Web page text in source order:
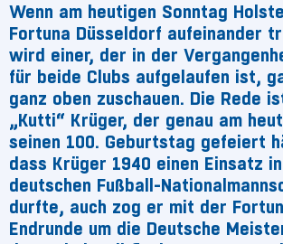
Wenn am heutigen Sonntag
Fortuna Düsseldorf aufeinander
wird einer, der in der
für beide Clubs aufgelaufen ist,
ganz oben zuschauen. Die Rede
„Kutti“ Krüger, der genau am
seinen 100. Geburtstag gefeiert
dass Krüger 1940 einen Einsatz
deutschen Fußball-
durfte, auch zog er mit der
Endrunde um die Deutsche